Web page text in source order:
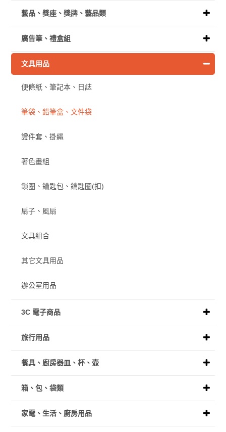
藝品、獎座、獎牌、藝品類
廣告筆、禮盒組
文具用品
便條紙、筆記本、日誌
筆袋、鉛筆盒、文件袋
證件套、掛繩
著色畫組
鎖圈、鑰匙包、鑰匙圈(扣)
扇子、風扇
文具組合
其它文具用品
辦公室用品
3C 電子商品
旅行用品
餐具、廚房器皿、杯、壺
箱、包、袋類
家電、生活、廚房用品